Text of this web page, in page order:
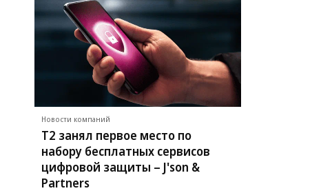
Новости компаний
Т2 занял первое место по
набору бесплатных сервисов
цифровой защиты – J'son &
Partners